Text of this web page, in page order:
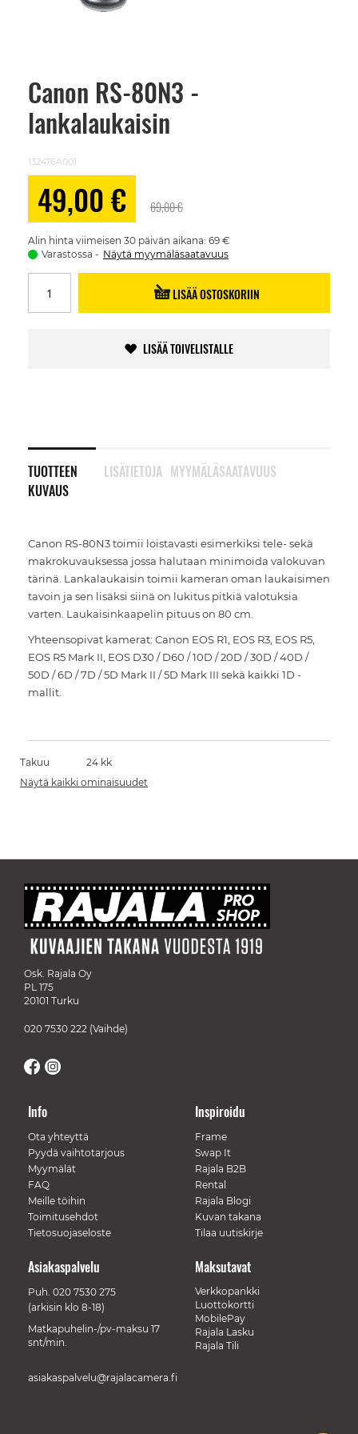
Canon RS-80N3 -
lankalaukaisin
132476A001
49,00 € 69,00 €
Alin hinta viimeisen 30 päivän aikana: 69 €
Varastossa
Näytä myymäläsaatavuus
LISÄÄ OSTOSKORIIN
LISÄÄ TOIVELISTALLE
TUOTTEEN
KUVAUS
Canon RS-80N3 toimii loistavasti esimerkiksi tele- sekä
makrokuvauksessa jossa halutaan minimoida valokuvan
tärinä. Lankalaukaisin toimii kameran oman laukaisimen
tavoin ja sen lisäksi siinä on lukitus pitkiä valotuksia
varten. Laukaisinkaapelin pituus on 80 cm.
Yhteensopivat kamerat: Canon EOS R1, EOS R3, EOS R5,
EOS R5 Mark II, EOS D30 / D60 / 10D / 20D / 30D / 40D /
50D / 6D / 7D / 5D Mark II / 5D Mark III sekä kaikki 1D -
mallit.
LISÄTIETOJA MYYMÄLÄSAATAVUUS
Skip
beginning
images
gallery
Takuu
24 kk
Näytä kaikki ominaisuudet
Osk. Rajala Oy
PL 175
20101 Turku
020 7530 222 (Vaihde)
Info
Ota yhteyttä
Pyydä vaihtotarjous
Myymälät
FAQ
Meille töihin
Toimitusehdot
Tietosuojaseloste
Inspiroidu
Frame
Swap It
Rajala B2B
Rental
Rajala Blogi
Kuvan takana
Tilaa uutiskirje
Maksutavat
Verkkopankki
Luottokortti
MobilePay
Rajala Lasku
Rajala Tili
Asiakaspalvelu
Puh. 020 7530 275
(arkisin klo 8-18)
Matkapuhelin-/pv-maksu 17
snt/min.
asiakaspalvelu@rajalacamera.fi